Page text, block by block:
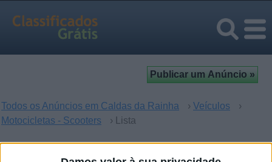
Todos os Anúncios em Caldas da Rainha › Veículos
›
Motocicletas - Scooters
› Lista
Motocicletas - Scooters em